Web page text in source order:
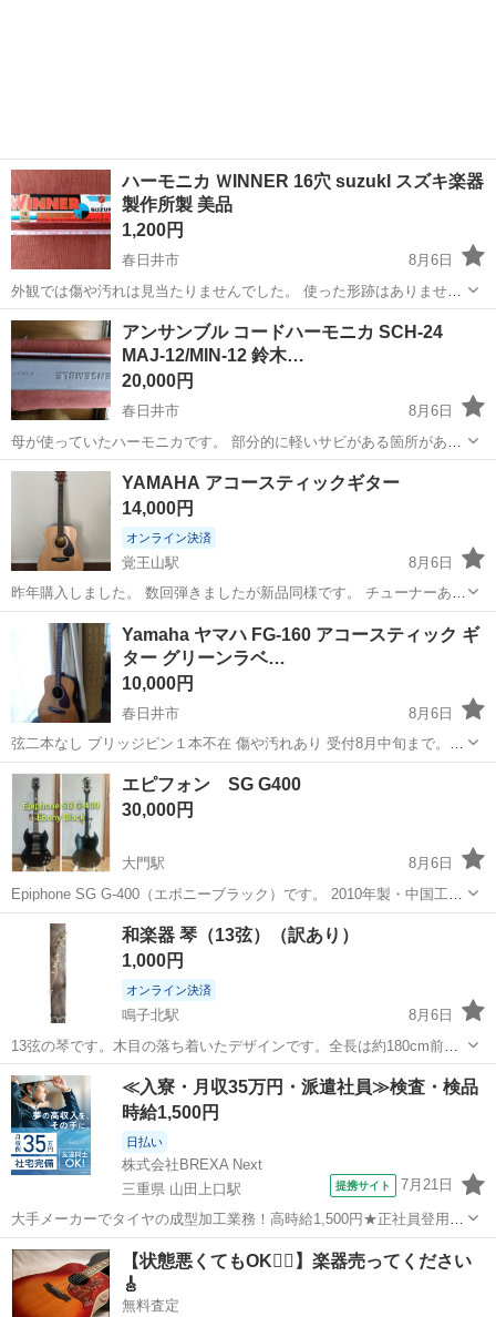
ハーモニカ ＷINNER 16穴 suzukI スズキ楽器
製作所製 美品
1,200円
春日井市
8月6日
外観では傷や汚れは見当たりませんでした。 使った形跡はありません
が、素人判断です。 状態は画像によりご判断ください。 画像にあるも
のが全てとなります。
愛知 春日井市 管楽器、笛、ハーモニカ
アンサンブル コードハーモニカ SCH-24
MAJ-12/MIN-12 鈴木…
20,000円
春日井市
8月6日
母が使っていたハーモニカです。 部分的に軽いサビがある箇所があり
ます。 アルコール除菌、簡易清掃済み。 付属品：本体、専用ケース、
取扱説明書 全ての音が出るか確認していないので、お会いする時に試
していただき購入可...
愛知 春日井市
YAMAHA アコースティックギター
14,000円
オンライン決済
覚王山駅
8月6日
昨年購入しました。 数回弾きましたが新品同様です。 チューナーあり
その他小物あり（画像） 保証書あり
愛知 名古屋市 覚王山駅
アコースティックギター
Yamaha ヤマハ FG-160 アコースティック ギ
ター グリーンラベ…
10,000円
春日井市
8月6日
弦二本なし ブリッジピン１本不在 傷や汚れあり 受付8月中旬まで。お
早めにお問い合わせください。
愛知 春日井市
エピフォン SG G400
30,000円
大門駅
8月6日
Epiphone SG G-400（エボニーブラック）です。 2010年製・中国工場
生産モデルになります。 大きく目立つ傷や打痕はなく、年代のわりに
きれいな状態だと思います。動作も問題なく、ネックの状態や電装系
も良好です...
愛知 岡崎市 大門駅 弦楽器、ギター
和楽器 琴（13弦）（訳あり）
1,000円
オンライン決済
鳴子北駅
8月6日
13弦の琴です。木目の落ち着いたデザインです。全長は約180cm前後
です。かなり古い品で、保管による経年変化があります。弦の張り具
合や細かい状態は写真でご確認ください。 【お渡し条件】 ・価格：
1000円 ・受け渡...
愛知 名古屋市 鳴子北駅 弦楽器、ギター
≪入寮・月収35万円・派遣社員≫検査・検品
時給1,500円
日払い
株式会社BREXA Next
三重県 山田上口駅
提携サイト 7月21日
大手メーカーでタイヤの成型加工業務！高時給1,500円★正社員登用制
度あり！ワンルーム寮完備！マイカー通勤OK！無料駐車場あり！《三
重県伊勢市》 人気の工場のお仕事 ◇タイヤの製造◇ トラック・バ
ス・RV車用を中心とした...
三重 伊勢市 山田上口駅
【状態悪くてもOK🙆‍♀️】楽器売ってください
🎸
無料査定